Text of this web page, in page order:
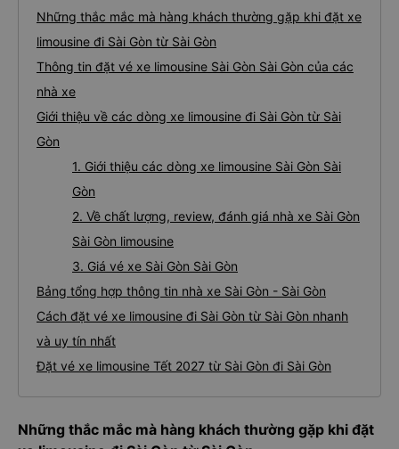
Những thắc mắc mà hàng khách thường gặp khi đặt xe
limousine đi Sài Gòn từ Sài Gòn
Thông tin đặt vé xe limousine Sài Gòn Sài Gòn của các
nhà xe
Giới thiệu về các dòng xe limousine đi Sài Gòn từ Sài
Gòn
1. Giới thiệu các dòng xe limousine Sài Gòn Sài
Gòn
2. Về chất lượng, review, đánh giá nhà xe Sài Gòn
Sài Gòn limousine
3. Giá vé xe Sài Gòn Sài Gòn
Bảng tổng hợp thông tin nhà xe Sài Gòn - Sài Gòn
Cách đặt vé xe limousine đi Sài Gòn từ Sài Gòn nhanh
và uy tín nhất
Đặt vé xe limousine Tết 2027 từ Sài Gòn đi Sài Gòn
Những thắc mắc mà hàng khách thường gặp khi đặt